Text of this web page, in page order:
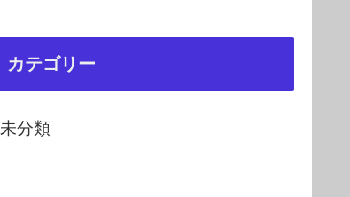
カテゴリー
未分類